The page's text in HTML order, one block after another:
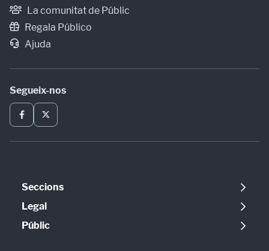
La comunitat de Públic
Regala Público
Ajuda
Segueix-nos
Seccions
Política
Opinió
Legal
Avís legal
Públic